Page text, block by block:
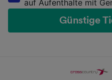
auf Aufenthalte mit
Günstige